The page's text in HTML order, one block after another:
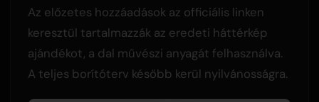
Az előzetes hozzáadások az officiális linken
keresztül tartalmazzák az eredeti háttérkép
ajándékot, a dal művészi anyagát felhasználva.
A teljes borítóterv később kerül nyilvánosságra.